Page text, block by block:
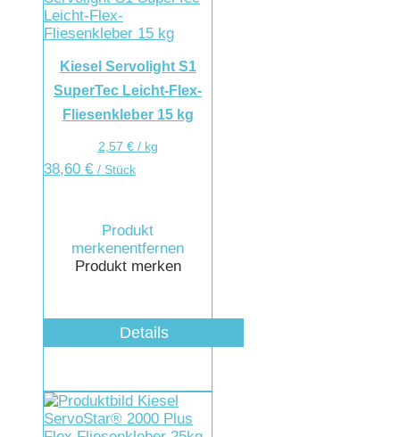
Kiesel Servolight S1
SuperTec Leicht-Flex-
Fliesenkleber 15 kg
2,57 €/ kg
38,60 € / Stück
Produkt
merkenentfernen
Produkt merken
Details